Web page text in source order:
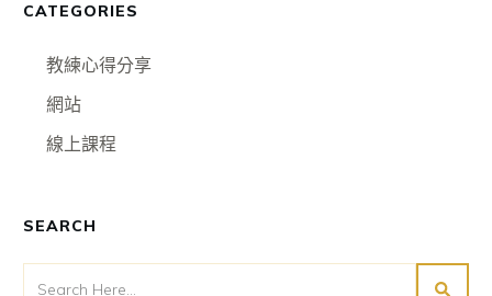
CATEGORIES
教練心得分享
網站
線上課程
SEARCH